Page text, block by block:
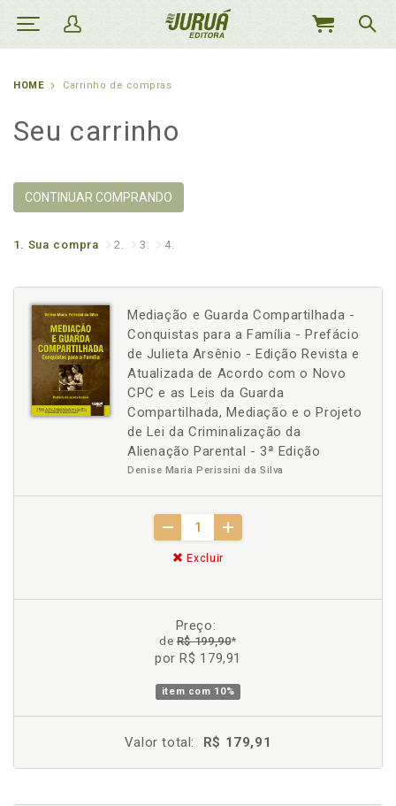
MEU
HOME Carrinho de compras
Seu carrinho
CONTINUAR COMPRANDO
1. Sua compra 2. 3. 4.
Mediação e Guarda Compartilhada -
Conquistas para a Família - Prefácio
de Julieta Arsênio - Edição Revista e
Atualizada de Acordo com o Novo
CPC e as Leis da Guarda
Compartilhada, Mediação e o Projeto
de Lei da Criminalização da
Alienação Parental - 3ª Edição
Denise Maria Perissini da Silva
Excluir
Preço:
deR$ 199,90*
por R$ 179,91
item com 10%
Valor total: R$ 179,91